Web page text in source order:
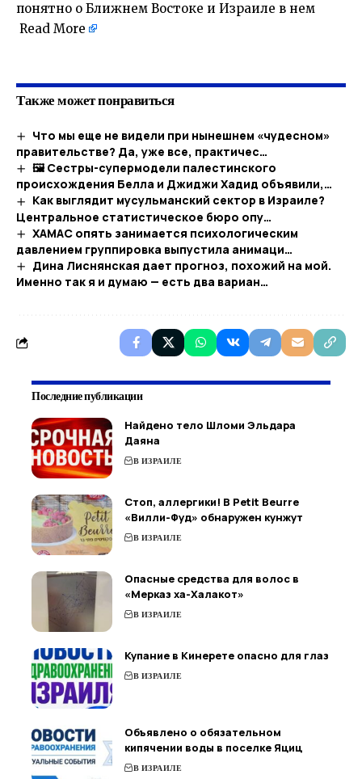
понятно о Ближнем Востоке и Израиле в нем
Read More
Также может понравиться
Что мы еще не видели при нынешнем «чудесном»
правительстве? Да, уже все, практичес…
🖼 Сестры-супермодели палестинского
происхождения Белла и Джиджи Хадид объявили,…
Как выглядит мусульманский сектор в Израиле?
Центральное статистическое бюро опу…
ХАМАС опять занимается психологическим
давлением группировка выпустила анимаци…
Дина Лиснянская дает прогноз, похожий на мой.
Именно так я и думаю — есть два вариан…
Последние публикации
Найдено тело Шломи Эльдара
Даяна
В ИЗРАИЛЕ
Стоп, аллергики! В Petit Beurre
«Вилли-Фуд» обнаружен кунжут
В ИЗРАИЛЕ
Опасные средства для волос в
«Мерказ ха-Халакот»
В ИЗРАИЛЕ
Купание в Кинерете опасно для глаз
В ИЗРАИЛЕ
Объявлено о обязательном
кипячении воды в поселке Яциц
В ИЗРАИЛЕ